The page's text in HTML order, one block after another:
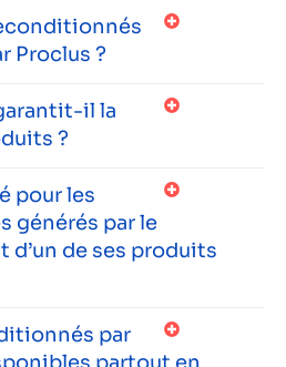
Proclus ?
il la
?
pour les
générés par le
de ses produits
par